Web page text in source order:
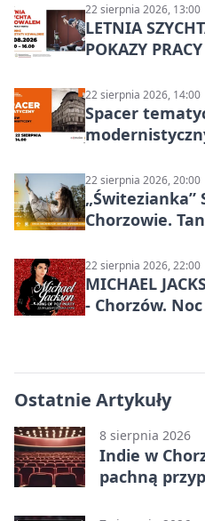
22 sierpnia 2026, 13:00
LETNIA
POKAZY
22 sierpnia 2026, 14:00
Spacer
22 sierpnia 2026, 20:00
„Świtezianka”
Chorzowie.
22 sierpnia 2026, 22:00
MICHAEL
- Chorzów.
Ostatnie Artykuły
8 sierpnia 2026
Indie w
pachną